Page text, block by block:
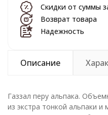
Скидки от суммы
Возврат товара
Надежность
Описание
Газзал перу альпака.
из экстра тонкой альпаки